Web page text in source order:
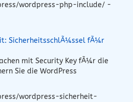
wordpress-php-include/ -
SicherheitsschlÃ¼ssel fÃ¼r
mit Security Key fÃ¼r die
Sie die WordPress
wordpress-sicherheit-